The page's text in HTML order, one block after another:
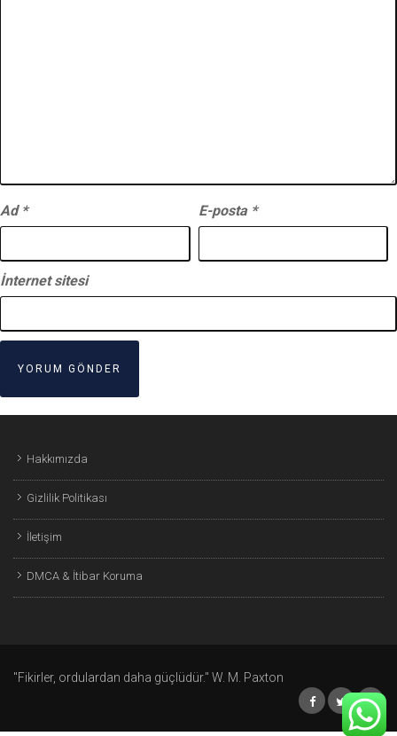
Ad * E-posta *
İnternet sitesi
Hakkımızda
Gizlilik Politikası
İletişim
DMCA & İtibar Koruma
"Fikirler, ordulardan daha güçlüdür." W. M. Paxton